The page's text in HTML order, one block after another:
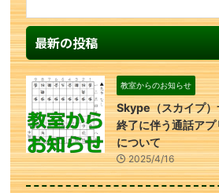
最新の投稿
教室からのお知らせ
Skype（スカイプ）
終了に伴う通話アプ
について
2025/4/16